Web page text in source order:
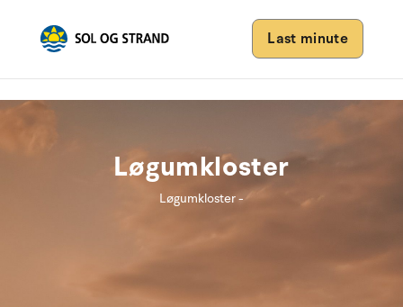
Last minute
Løgumkloster
Løgumkloster -